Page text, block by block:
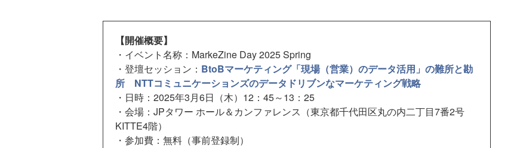
【開催概要】
・イベント名称：MarkeZine Day 2025 Spring
・登壇セッション： BtoBマーケティング「現場（営業）のデータ活用」の難所と勘
所 NTTコミュニケーションズのデータドリブンなマーケティング戦略
・日時：2025年3月6日（木）12：45～13：25
・会場：JPタワー ホール＆カンファレンス（東京都千代田区丸の内二丁目7番2号
KITTE4階）
・参加費：無料（事前登録制）